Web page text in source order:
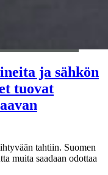
ja sähkön
tuovat
tahtiin. Suomen
muita saadaan odottaa